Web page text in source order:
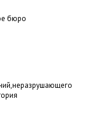
бюро